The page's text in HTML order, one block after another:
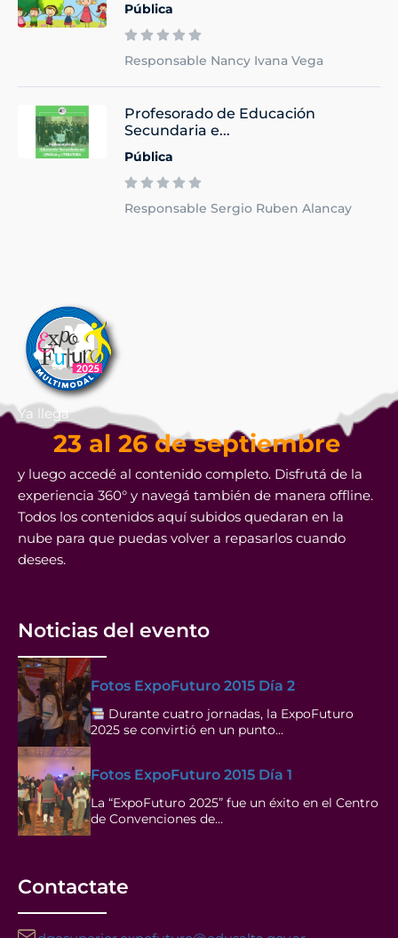
Pública
Responsable Nancy Ivana Vega
Profesorado de Educación
Secundaria e...
Pública
Responsable Sergio Ruben Alancay
Ya llega
23 al 26 de septiembre
y luego accedé al contenido completo. Disfrutá de la
experiencia 360° y navegá también de manera offline.
Todos los contenidos aquí subidos quedaran en la
nube para que puedas volver a repasarlos cuando
desees.
Noticias del evento
Fotos ExpoFuturo 2015 Día 2
Durante cuatro jornadas, la ExpoFuturo
2025 se convirtió en un punto…
Fotos ExpoFuturo 2015 Día 1
La “ExpoFuturo 2025” fue un éxito en el Centro
de Convenciones de…
Contactate